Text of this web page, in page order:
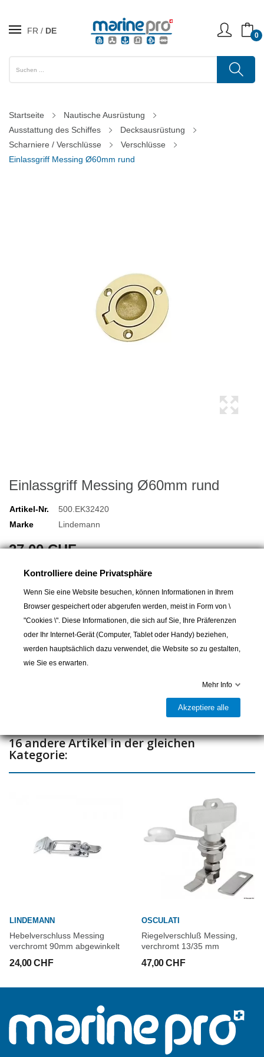
FR DE 0
Startseite
Nautische Ausrüstung
Ausstattung des Schiffes
Decksausrüstung
Scharniere / Verschlüsse
Verschlüsse
Einlassgriff Messing Ø60mm rund
Einlassgriff Messing Ø60mm rund
Artikel-Nr.
500.EK32420
Marke
Lindemann
27,00 CHF
Einlassgriff Messing 60mm RUND
Lieferbar und im Laden erhältlich
16 andere Artikel in der gleichen
Kategorie:
LINDEMANN
Hebelverschluss Messing
verchromt 90mm abgewinkelt
24,00 CHF
OSCULATI
Riegelverschluß Messing,
verchromt 13/35 mm
47,00 CHF
Kontrolliere deine Privatsphäre
Wenn Sie eine Website besuchen, können Informationen in Ihrem
Browser gespeichert oder abgerufen werden, meist in Form von \
"Cookies \". Diese Informationen, die sich auf Sie, Ihre Präferenzen
oder Ihr Internet-Gerät (Computer, Tablet oder Handy) beziehen,
werden hauptsächlich dazu verwendet, die Website so zu gestalten,
wie Sie es erwarten.
Mehr Info
Akzeptiere alle